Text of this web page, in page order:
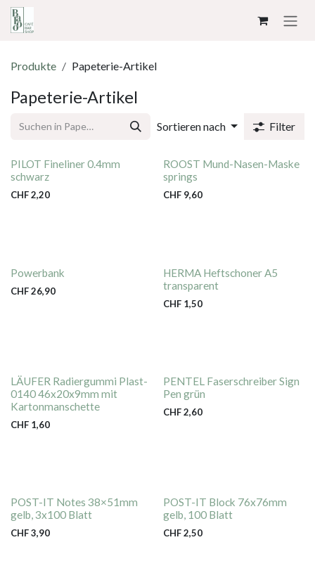
Produkte Papeterie-Artikel
Papeterie-Artikel
Sortieren nach Filter
PILOT Fineliner 0.4mm
schwarz
CHF2,20
ROOST Mund-Nasen-Maske
springs
CHF 9,60
Powerbank
CHF26,90
HERMA Heftschoner A5
transparent
CHF 1,50
LÄUFER Radiergummi Plast-
0140 46x20x9mm mit
Kartonmanschette
CHF 1,60
PENTEL Faserschreiber Sign
Pen grün
CHF2,60
POST-IT Notes 38×51mm
gelb, 3x100 Blatt
CHF3,90
POST-IT Block 76x76mm
gelb, 100 Blatt
CHF2,50